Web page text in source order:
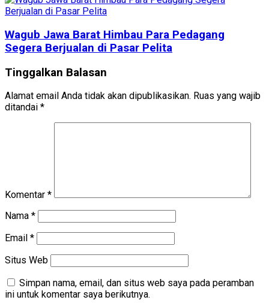
Wagub Jawa Barat Himbau Para Pedagang
Segera Berjualan di Pasar Pelita
Tinggalkan Balasan
Alamat email Anda tidak akan dipublikasikan. Ruas yang wajib
ditandai *
Komentar *
Nama *
Email *
Situs Web
Simpan nama, email, dan situs web saya pada peramban
ini untuk komentar saya berikutnya.